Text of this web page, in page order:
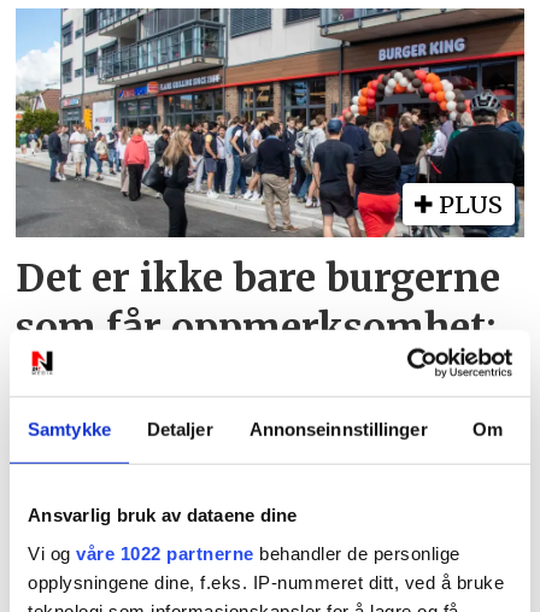
Samtykke Detaljer Annonseinnstillinger Om
Ansvarlig bruk av dataene dine
Vi og våre 1022 partnerne behandler de personlige
opplysningene dine, f.eks. IP-nummeret ditt, ved å bruke
PLUS
Det er ikke bare burgerne
som får oppmerksomhet:
– Er jo ganske søt da